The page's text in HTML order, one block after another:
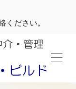
ください。